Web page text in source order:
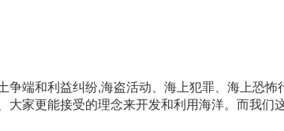
端和利益纠纷,海盗活动、海上犯罪、海上恐怖
家更能接受的理念来开发和利用海洋。而我们